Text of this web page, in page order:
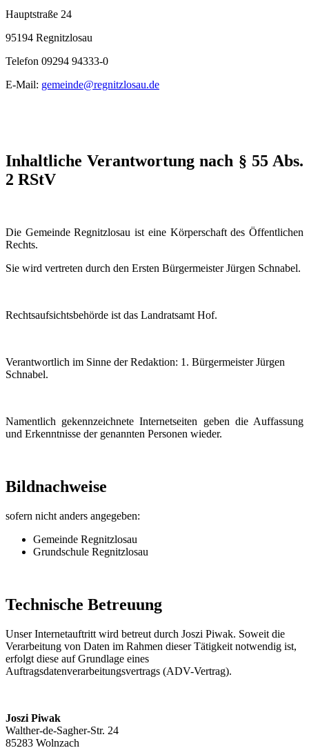
Hauptstraße 24
95194 Regnitzlosau
Telefon 09294 94333-0
E-Mail: gemeinde@regnitzlosau.de
Inhaltliche Verantwortung nach § 55 Abs.
2 RStV
Die Gemeinde Regnitzlosau ist eine Körperschaft des Öffentlichen
Rechts.
Sie wird vertreten durch den Ersten Bürgermeister Jürgen Schnabel.
Rechtsaufsichtsbehörde ist das Landratsamt Hof.
Verantwortlich im Sinne der Redaktion: 1. Bürgermeister Jürgen
Schnabel.
Namentlich gekennzeichnete Internetseiten geben die Auffassung
und Erkenntnisse der genannten Personen wieder.
Bildnachweise
sofern nicht anders angegeben:
Gemeinde Regnitzlosau
Grundschule Regnitzlosau
Technische Betreuung
Unser Internetauftritt wird betreut durch Joszi Piwak. Soweit die
Verarbeitung von Daten im Rahmen dieser Tätigkeit notwendig ist,
erfolgt diese auf Grundlage eines
Auftragsdatenverarbeitungsvertrags (ADV-Vertrag).
Joszi Piwak
Walther-de-Sagher-Str. 24
85283 Wolnzach